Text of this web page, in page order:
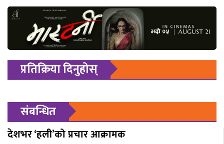
प्रतिक्रिया दिनुहोस्
संबन्धित
देशभर ‘हली’को प्रचार आक्रामक